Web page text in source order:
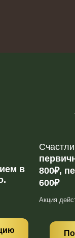
в
800₽,
600₽
Акция